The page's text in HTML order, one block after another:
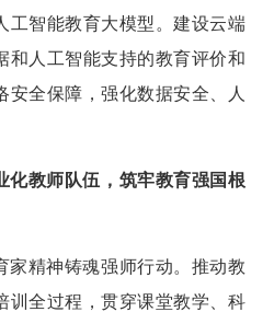
工智能教育大模型。建设云端
和人工智能支持的教育评价和
安全保障，强化数据安全、人
化教师队伍，筑牢教育强国根
家精神铸魂强师行动。推动教
训全过程，贯穿课堂教学、科